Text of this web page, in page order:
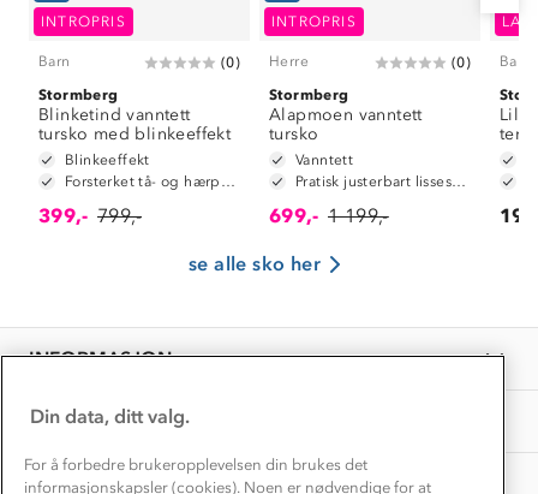
INTROPRIS
Barn (0)
Stormberg
Blinketind vanntett
tursko med blinkeeffekt
Blinkeeffekt
Forsterket tå- og hærparti
399,- 799,-
INTROPRIS
Herre (0)
Stormberg
Alapmoen vanntett
tursko
Vanntett
Pratisk justerbart lissesystem
699,- 1 199,-
Barn
se alle sko her
INFORMASJON
Kontakt oss
Konkurransevinnere
Kundeklubb
Presse
OM OSS
Klima og miljø
Etisk handel
Dyreetikk
1% til samfunnet
Inkludering
Samarbeide med oss?
TIPS OG RÅD
Trelagsprinsippet barn
Alt du trenger til Norgesferien
Dette trenger du til barnehagen
Gravidklær
Hvordan velge riktig turtøy?
Vask og vedlikehold
Store størrelser
Turmat oppskrifter
Beredskap
Overnatte utendørs⛺
Leirskole 🥾
Barnehageansatt
Din data, ditt valg.
For å forbedre brukeropplevelsen din brukes det
informasjonskapsler (cookies). Noen er nødvendige for at